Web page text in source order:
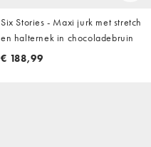
Six Stories - Maxi jurk met stretch
en halternek in chocoladebruin
€ 188,99